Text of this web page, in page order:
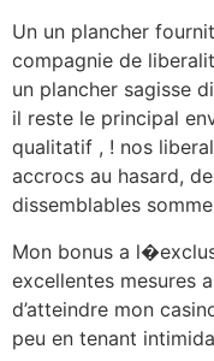
Un un plancher
compagnie de
un plancher sagisse
il reste le principal
qualitatif , ! nos
accrocs au hasard,
dissemblables
Mon bonus a
excellentes mesures
d’atteindre mon
peu en tenant